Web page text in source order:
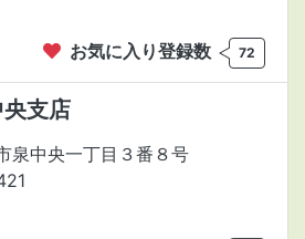
お気に入り登録数 72
支店
泉中央一丁目３番８号